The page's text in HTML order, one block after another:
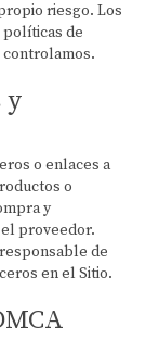
riesgo. Los
de
controlamos.
y
o enlaces a
o
y
proveedor.
de
en el Sitio.